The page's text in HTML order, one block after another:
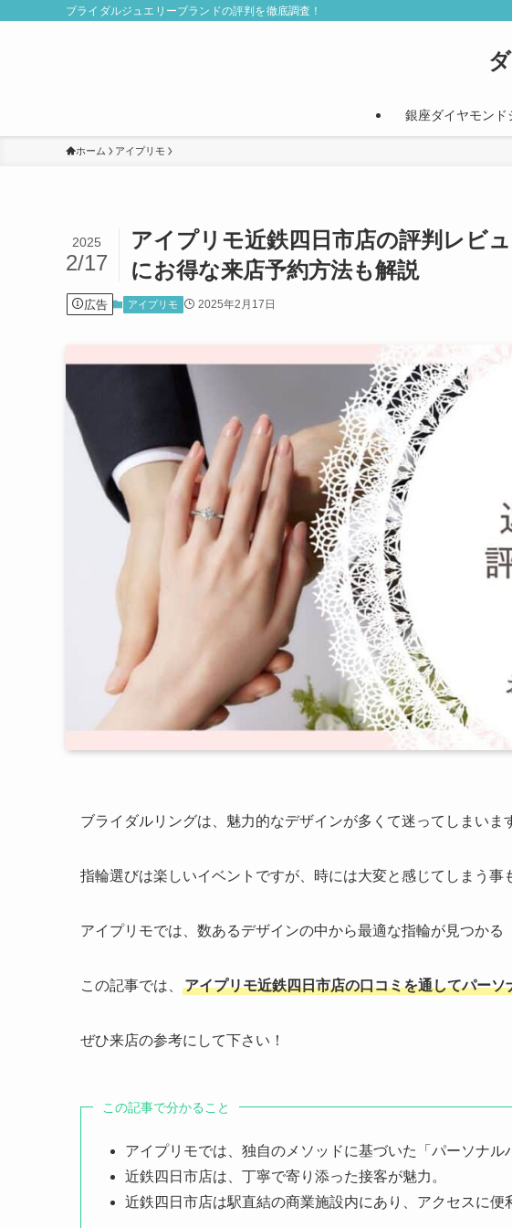
ブライダルジュエリーブランドの評判を徹底調査！
銀座ダイヤモンド
ホーム アイプリモ
アイプリモ近鉄四日市店の評判レビ
にお得な来店予約方法も解説
2025
2/17
広告 アイプリモ 2025年2月17日
ブライダルリングは、魅力的なデザインが多くて迷ってしまいま
指輪選びは楽しいイベントですが、時には大変と感じてしまう事
アイプリモでは、数あるデザインの中から最適な指輪が見つかる
この記事では、 アイプリモ近鉄四日市店の口コミを通してパー
ぜひ来店の参考にして下さい！
この記事で分かること
アイプリモでは、独自のメソッドに基づいた「パーソナル
近鉄四日市店は、丁寧で寄り添った接客が魅力。
近鉄四日市店は駅直結の商業施設内にあり、アクセスに便